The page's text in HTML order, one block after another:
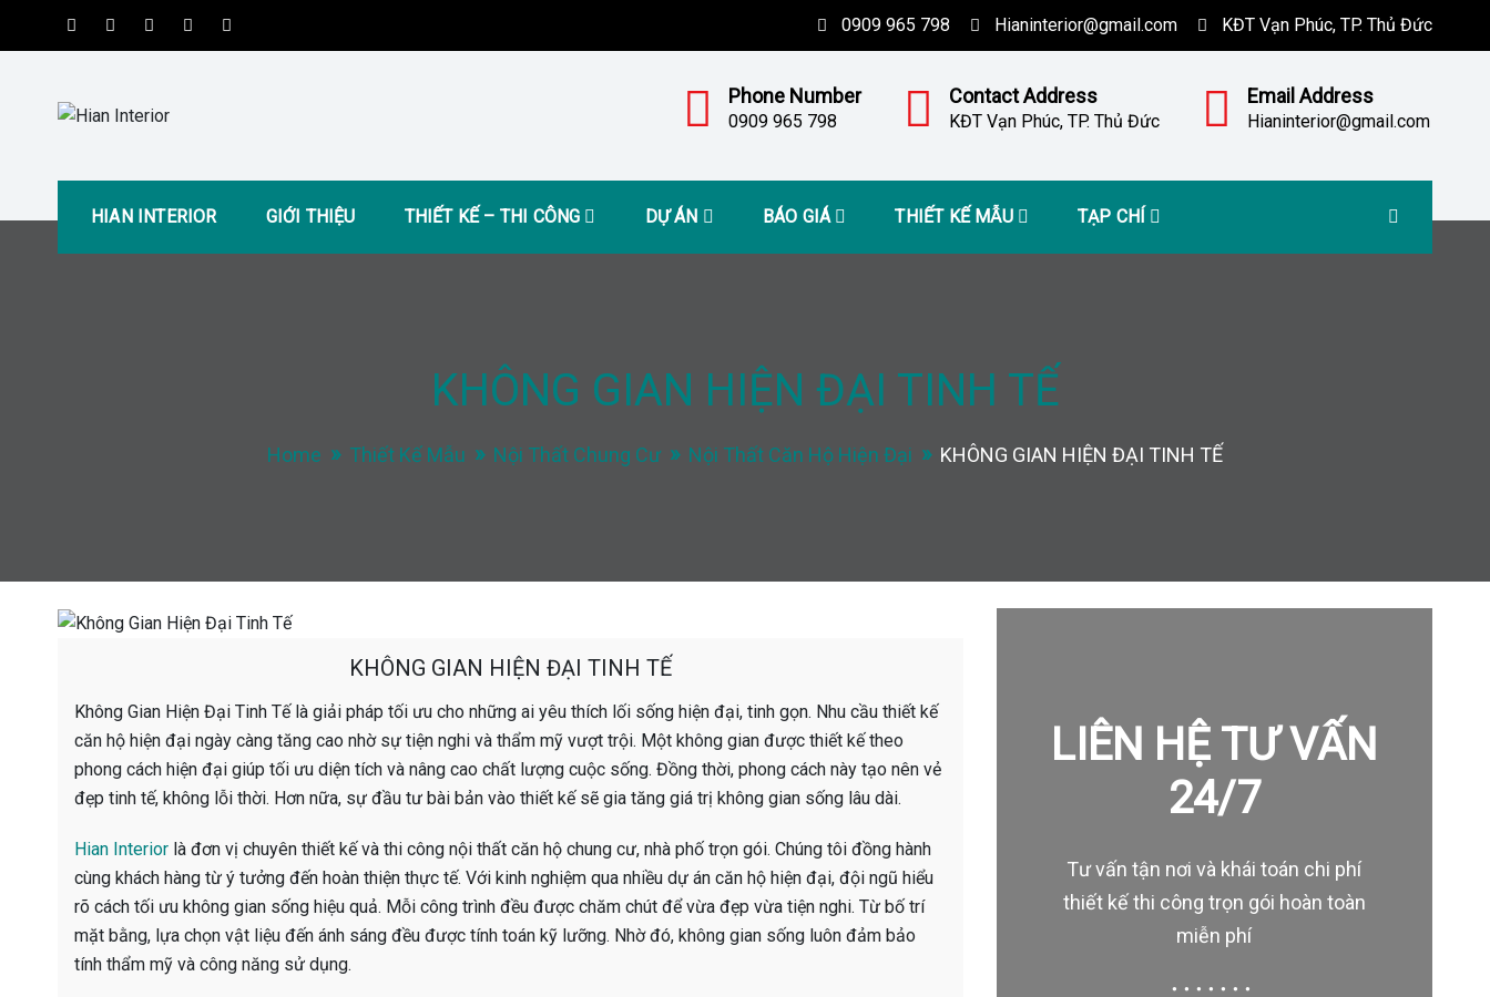
0909 965 798 Hianinterior@gmail.com KĐT Vạn Phúc, TP. Thủ Đức
Phone Number
0909 965 798
Contact Address
KĐT Vạn Phúc, TP. Thủ Đức
Email Address
Hianinterior@gmail.com
HIAN INTERIOR GIỚI THIỆU THIẾT KẾ – THI CÔNG DỰ ÁN BÁO GIÁ THIẾT KẾ MẪU TẠP CHÍ
KHÔNG GIAN HIỆN ĐẠI TINH TẾ
Home Thiết Kế Mẫu Nội Thất Chung Cư Nội Thất Căn Hộ Hiện Đại KHÔNG GIAN HIỆN ĐẠI TINH TẾ
KHÔNG GIAN HIỆN ĐẠI TINH TẾ
Không Gian Hiện Đại Tinh Tế là giải pháp tối ưu cho những ai yêu thích lối sống hiện đại, tinh gọn. Nhu cầu thiết kế
căn hộ hiện đại ngày càng tăng cao nhờ sự tiện nghi và thẩm mỹ vượt trội. Một không gian được thiết kế theo
phong cách hiện đại giúp tối ưu diện tích và nâng cao chất lượng cuộc sống. Đồng thời, phong cách này tạo nên vẻ
đẹp tinh tế, không lỗi thời. Hơn nữa, sự đầu tư bài bản vào thiết kế sẽ gia tăng giá trị không gian sống lâu dài.
Hian Interior là đơn vị chuyên thiết kế và thi công nội thất căn hộ chung cư, nhà phố trọn gói. Chúng tôi đồng hành
cùng khách hàng từ ý tưởng đến hoàn thiện thực tế. Với kinh nghiệm qua nhiều dự án căn hộ hiện đại, đội ngũ hiểu
rõ cách tối ưu không gian sống hiệu quả. Mỗi công trình đều được chăm chút để vừa đẹp vừa tiện nghi. Từ bố trí
mặt bằng, lựa chọn vật liệu đến ánh sáng đều được tính toán kỹ lưỡng. Nhờ đó, không gian sống luôn đảm bảo
tính thẩm mỹ và công năng sử dụng.
LIÊN HỆ TƯ VẤN
24/7
Tư vấn tận nơi và khái toán chi phí
thiết kế thi công trọn gói hoàn toàn
miễn phí